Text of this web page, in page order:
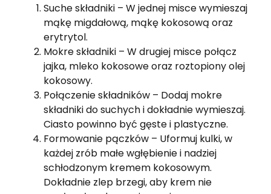
Suche składniki – W jednej misce wymieszaj
mąkę migdałową, mąkę kokosową oraz
erytrytol.
Mokre składniki – W drugiej misce połącz
jajka, mleko kokosowe oraz roztopiony olej
kokosowy.
Połączenie składników – Dodaj mokre
składniki do suchych i dokładnie wymieszaj.
Ciasto powinno być gęste i plastyczne.
Formowanie pączków – Uformuj kulki, w
każdej zrób małe wgłębienie i nadziej
schłodzonym kremem kokosowym.
Dokładnie zlep brzegi, aby krem nie